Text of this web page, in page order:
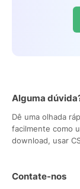
Alguma
Dê uma olhada
facilmente como
download, usar
Contate-nos